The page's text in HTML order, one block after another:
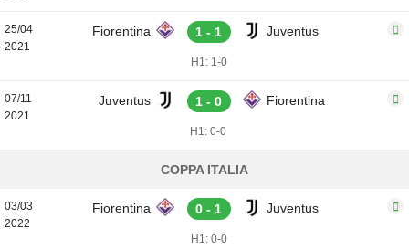
25/04
2021
Fiorentina 1 - 1 Juventus
H1: 1-0
07/11
2021
Juventus 1 - 0 Fiorentina
H1: 0-0
COPPA ITALIA
03/03
2022
Fiorentina 0 - 1 Juventus
H1: 0-0